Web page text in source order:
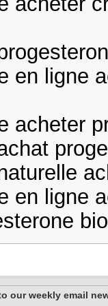
en ligne
acheter
en ligne
our weekly email